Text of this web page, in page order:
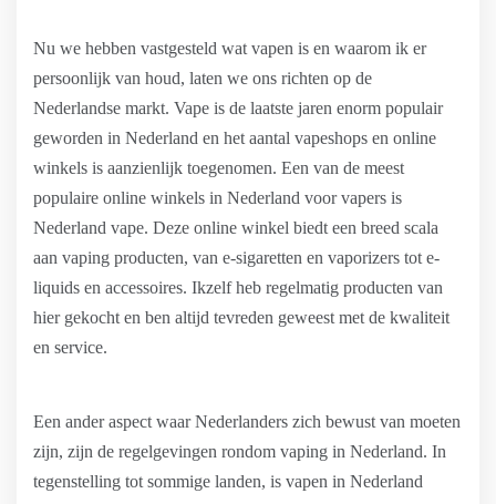
Nu we hebben vastgesteld wat vapen is en waarom ik er
persoonlijk van houd, laten we ons richten op de
Nederlandse markt. Vape is de laatste jaren enorm populair
geworden in Nederland en het aantal vapeshops en online
winkels is aanzienlijk toegenomen. Een van de meest
populaire online winkels in Nederland voor vapers is
Nederland vape. Deze online winkel biedt een breed scala
aan vaping producten, van e-sigaretten en vaporizers tot e-
liquids en accessoires. Ikzelf heb regelmatig producten van
hier gekocht en ben altijd tevreden geweest met de kwaliteit
en service.
Een ander aspect waar Nederlanders zich bewust van moeten
zijn, zijn de regelgevingen rondom vaping in Nederland. In
tegenstelling tot sommige landen, is vapen in Nederland